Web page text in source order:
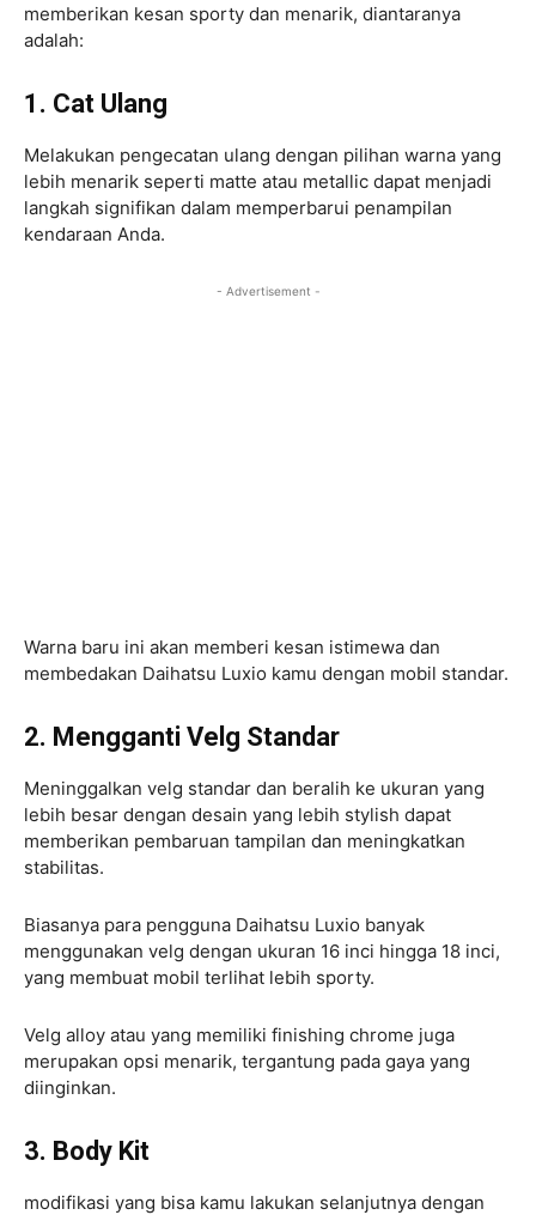
memberikan kesan sporty dan menarik, diantaranya
adalah:
1. Cat Ulang
Melakukan pengecatan ulang dengan pilihan warna yang
lebih menarik seperti matte atau metallic dapat menjadi
langkah signifikan dalam memperbarui penampilan
kendaraan Anda.
- Advertisement -
Warna baru ini akan memberi kesan istimewa dan
membedakan Daihatsu Luxio kamu dengan mobil standar.
2. Mengganti Velg Standar
Meninggalkan velg standar dan beralih ke ukuran yang
lebih besar dengan desain yang lebih stylish dapat
memberikan pembaruan tampilan dan meningkatkan
stabilitas.
Biasanya para pengguna Daihatsu Luxio banyak
menggunakan velg dengan ukuran 16 inci hingga 18 inci,
yang membuat mobil terlihat lebih sporty.
Velg alloy atau yang memiliki finishing chrome juga
merupakan opsi menarik, tergantung pada gaya yang
diinginkan.
3. Body Kit
modifikasi yang bisa kamu lakukan selanjutnya dengan